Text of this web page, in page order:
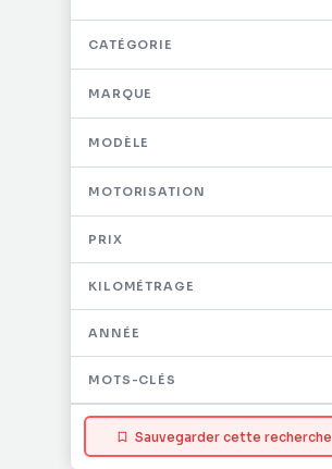
CATÉGORIE
MARQUE
MODÈLE
MOTORISATION
PRIX
KILOMÉTRAGE
ANNÉE
MOTS-CLÉS
Sauvegarder cette recherche